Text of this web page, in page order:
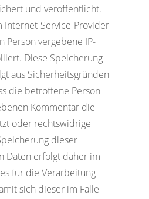
und veröffentlicht.
Internet-Service-Provider
Person vergebene IP-
Diese Speicherung
aus Sicherheitsgründen
die betroffene Person
Kommentar die
oder rechtswidrige
dieser
Daten erfolgt daher im
für die Verarbeitung
sich dieser im Falle